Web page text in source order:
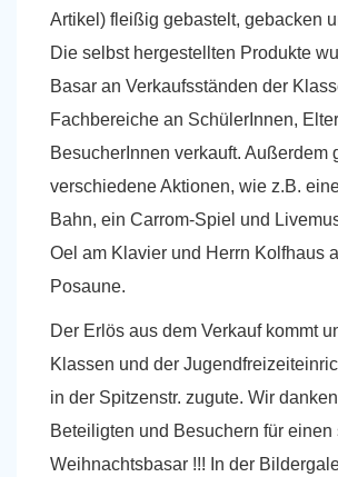
Artikel) fleißig gebastelt, gebacken
Die selbst hergestellten Produkte
Basar an Verkaufsständen der
Fachbereiche an SchülerInnen,
BesucherInnen verkauft. Außerdem
verschiedene Aktionen, wie z.B.
Bahn, ein Carrom-Spiel und
Oel am Klavier und Herrn Kolfhaus
Posaune.
Der Erlös aus dem Verkauf kommt
Klassen und der
in der Spitzenstr. zugute. Wir
Beteiligten und Besuchern für einen
Weihnachtsbasar !!! In der